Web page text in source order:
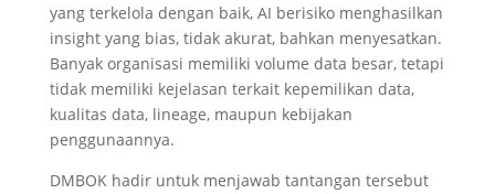
yang terkelola dengan baik, AI berisiko menghasilkan
insight yang bias, tidak akurat, bahkan menyesatkan.
Banyak organisasi memiliki volume data besar, tetapi
tidak memiliki kejelasan terkait kepemilikan data,
kualitas data, lineage, maupun kebijakan
penggunaannya.
DMBOK hadir untuk menjawab tantangan tersebut